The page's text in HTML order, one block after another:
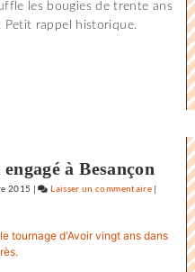
du
Rochelle
les bougies de trente ans
Petit rappel historique.
à Besançon
2015 | Laisser un commentaire on
|